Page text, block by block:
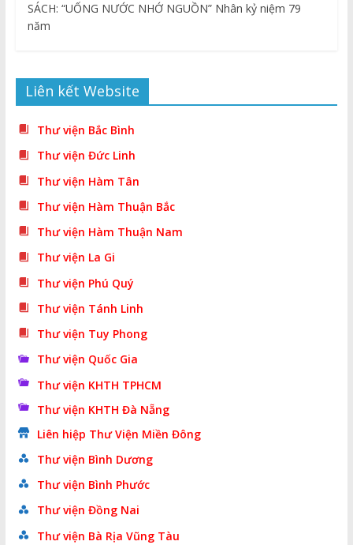
SÁCH: “UỐNG NƯỚC NHỚ NGUỒN” Nhân kỷ niệm 79
năm
Liên kết Website
Thư viện Bắc Bình
Thư viện Đức Linh
Thư viện Hàm Tân
Thư viện Hàm Thuận Bắc
Thư viện Hàm Thuận Nam
Thư viện La Gi
Thư viện Phú Quý
Thư viện Tánh Linh
Thư viện Tuy Phong
Thư viện Quốc Gia
Thư viện KHTH TPHCM
Thư viện KHTH Đà Nẵng
Liên hiệp Thư Viện Miền Đông
Thư viện Bình Dương
Thư viện Bình Phước
Thư viện Đồng Nai
Thư viện Bà Rịa Vũng Tàu